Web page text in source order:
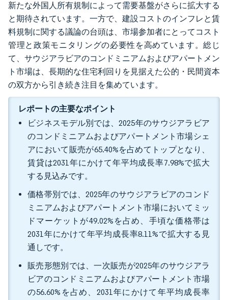
新たな外国人所有規制によって需要基盤がさらに拡大する
と期待されています。一方で、建設コストのインフレと賃
料規制に関する議論の台頭は、市場参加者にとってコスト
管理と政策モニタリングの必要性を高めています。総じ
て、サウジアラビアのコンドミニアムおよびアパートメン
ト市場は、長期的な住宅利回りを見据えた公的・民間資本
の双方から引き続き注目を集めています。
レポートの主要なポイント
ビジネスモデル別では、2025年のサウジアラビア
のコンドミニアムおよびアパートメント市場シェ
アにおいて販売が65.40%を占めてトップとなり、
賃貸は2031年にかけて年平均成長率7.98%で拡大
する見込みです。
価格帯別では、2025年のサウジアラビアのコンド
ミニアムおよびアパートメント市場においてミッ
ドマーケットが49.02%を占め、手頃な価格帯は
2031年にかけて年平均成長率8.11%で拡大する見
通しです。
販売形態別では、一次販売が2025年のサウジアラ
ビアのコンドミニアムおよびアパートメント市場
の56.60%を占め、2031年にかけて年平均成長率